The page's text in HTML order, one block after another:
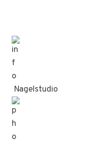
Nagelstudio